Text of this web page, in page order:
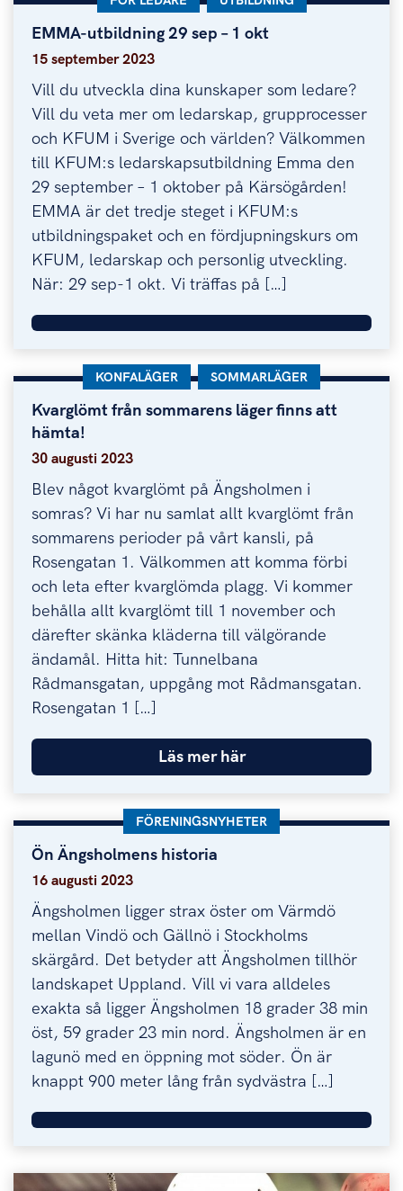
EMMA-utbildning 29 sep – 1 okt
EMMA-utbildning 29 sep – 1 okt
15 september 2023
Vill du utveckla dina kunskaper som ledare?
Vill du veta mer om ledarskap, grupprocesser
och KFUM i Sverige och världen? Välkommen
till KFUM:s ledarskapsutbildning Emma den
29 september – 1 oktober på Kärsögården!
EMMA är det tredje steget i KFUM:s
utbildningspaket och en fördjupningskurs om
KFUM, ledarskap och personlig utveckling.
När: 29 sep-1 okt. Vi träffas på […]
Kvarglömt från sommarens läger finns att
hämta!
Kvarglömt från sommarens läger finns att hämta!
KATEGORI:
KONFALÄGER KATEGORI:
SOMMARLÄGER
30 augusti 2023
Blev något kvarglömt på Ängsholmen i
somras? Vi har nu samlat allt kvarglömt från
sommarens perioder på vårt kansli, på
Rosengatan 1. Välkommen att komma förbi
och leta efter kvarglömda plagg. Vi kommer
behålla allt kvarglömt till 1 november och
därefter skänka kläderna till välgörande
ändamål. Hitta hit: Tunnelbana
Rådmansgatan, uppgång mot Rådmansgatan.
Rosengatan 1 […]
Läs mer här
Ön Ängsholmens historia
Ön Ängsholmens historia
KATEGORI:
FÖRENINGSNYHETER
16 augusti 2023
Ängsholmen ligger strax öster om Värmdö
mellan Vindö och Gällnö i Stockholms
skärgård. Det betyder att Ängsholmen tillhör
landskapet Uppland. Vill vi vara alldeles
exakta så ligger Ängsholmen 18 grader 38 min
öst, 59 grader 23 min nord. Ängsholmen är en
lagunö med en öppning mot söder. Ön är
knappt 900 meter lång från sydvästra […]